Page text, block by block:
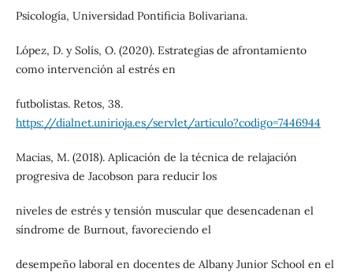
Psicología, Universidad Pontificia Bolivariana.
López, D. y Solís, O. (2020). Estrategias de afrontamiento
como intervención al estrés en
futbolistas. Retos, 38.
https://dialnet.unirioja.es/servlet/articulo?codigo=7446944
Macias, M. (2018). Aplicación de la técnica de relajación
progresiva de Jacobson para reducir los
niveles de estrés y tensión muscular que desencadenan el
síndrome de Burnout, favoreciendo el
desempeño laboral en docentes de Albany Junior School en el